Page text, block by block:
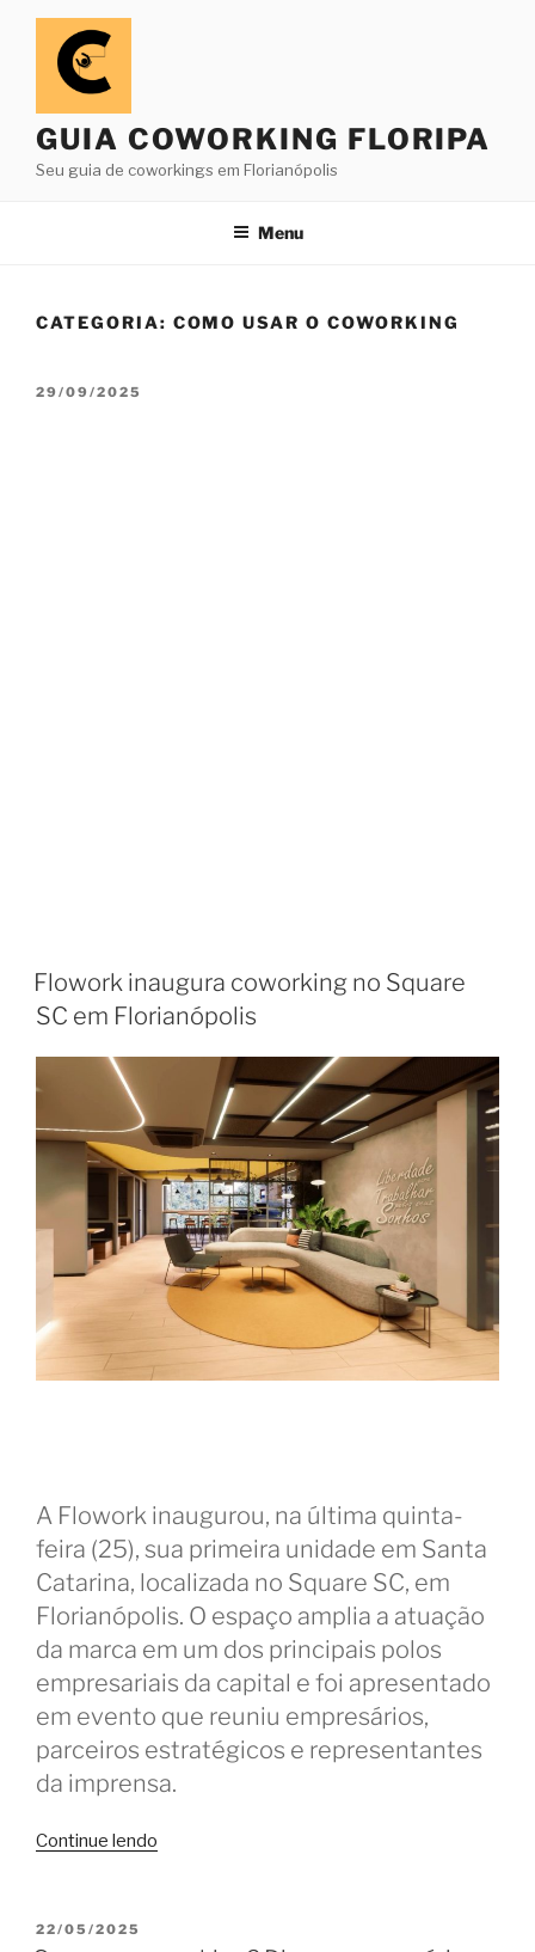
Pular
conteúdo
GUIA COWORKING FLORIPA
Seu guia de coworkings em Florianópolis
Menu
CATEGORIA: COMO USAR O COWORKING
PUBLICADO
29/09/2025
Flowork inaugura coworking no Square
SC em Florianópolis
A Flowork inaugurou, na última quinta-
feira (25), sua primeira unidade em Santa
Catarina, localizada no Square SC, em
Florianópolis. O espaço amplia a atuação
da marca em um dos principais polos
empresariais da capital e foi apresentado
em evento que reuniu empresários,
parceiros estratégicos e representantes
da imprensa.
Continue lendo
PUBLICADO
22/05/2025